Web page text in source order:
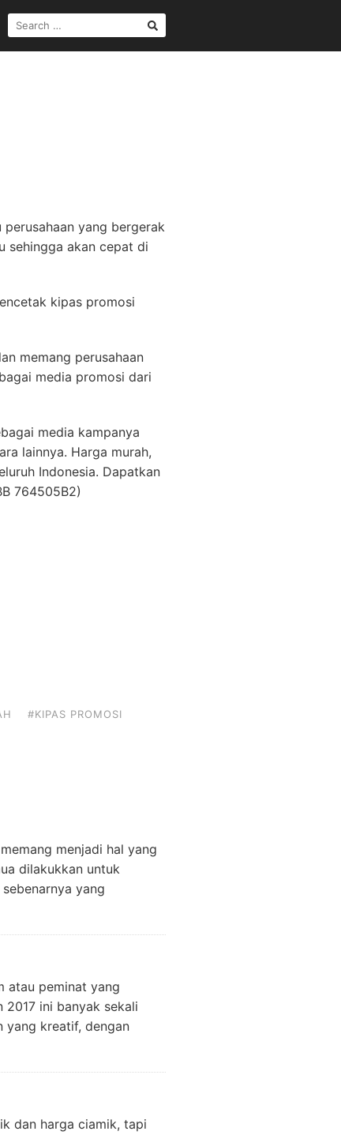
SEARCH
FOR:
yang bergerak
sehingga akan cepat di
kipas promosi
memang perusahaan
media promosi dari
media kampanya
lainnya. Harga murah,
Indonesia. Dapatkan
764505B2)
#KIPAS PROMOSI
menjadi hal yang
dilakukkan untuk
yang
atau peminat yang
ini banyak sekali
yang kreatif, dengan
dan harga ciamik, tapi